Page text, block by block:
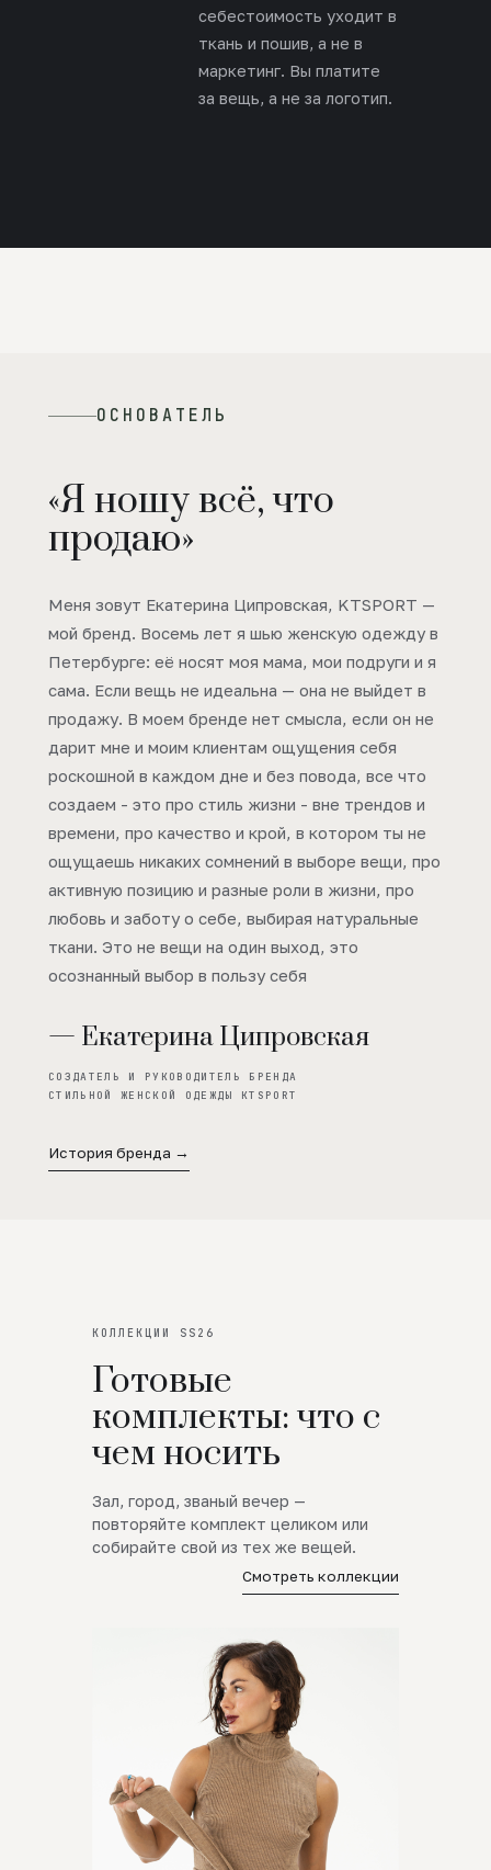
себестоимость уходит в
ткань и пошив, а не в
маркетинг. Вы платите
за вещь, а не за логотип.
ОСНОВАТЕЛЬ
«Я ношу всё, что
продаю»
Меня зовут Екатерина Ципровская, KTSPORT —
мой бренд. Восемь лет я шью женскую одежду в
Петербурге: её носят моя мама, мои подруги и я
сама. Если вещь не идеальна — она не выйдет в
продажу. В моем бренде нет смысла, если он не
дарит мне и моим клиентам ощущения себя
роскошной в каждом дне и без повода, все что
создаем - это про стиль жизни - вне трендов и
времени, про качество и крой, в котором ты не
ощущаешь никаких сомнений в выборе вещи, про
активную позицию и разные роли в жизни, про
любовь и заботу о себе, выбирая натуральные
ткани. Это не вещи на один выход, это
осознанный выбор в пользу себя
— Екатерина Ципровская
СОЗДАТЕЛЬ И РУКОВОДИТЕЛЬ БРЕНДА
СТИЛЬНОЙ ЖЕНСКОЙ ОДЕЖДЫ KTSPORT
История бренда →
КОЛЛЕКЦИИ SS26
Готовые
комплекты: что с
чем носить
Зал, город, званый вечер —
повторяйте комплект целиком или
собирайте свой из тех же вещей.
Смотреть коллекции